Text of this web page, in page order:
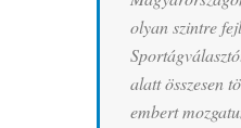
olyan szintre
alatt összesen
embert